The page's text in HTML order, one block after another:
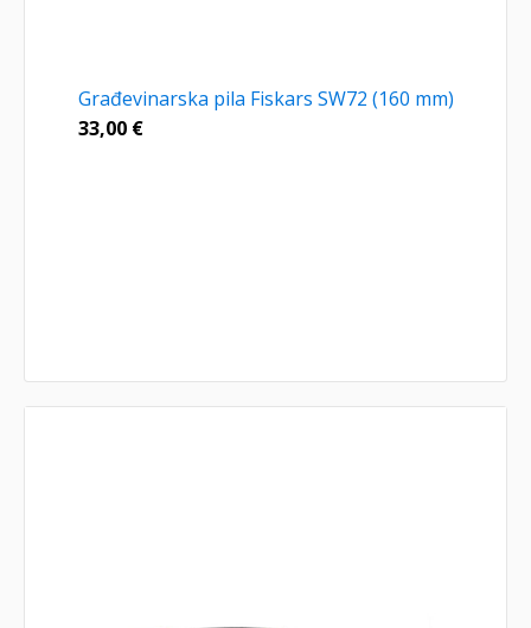
Građevinarska pila Fiskars SW72 (160 mm)
33,00 €